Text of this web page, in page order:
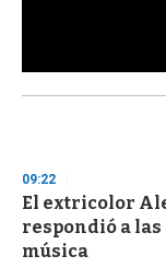
s
d
s
o
f
3
09:22
El extricolor
respondió a
música